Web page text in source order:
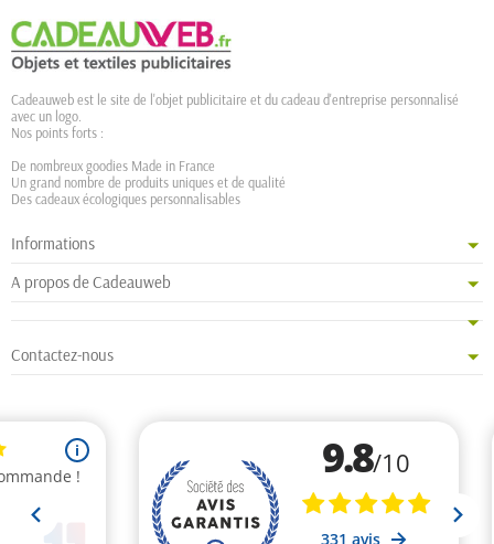
Cadeauweb est le site de l'objet publicitaire et du cadeau d'entreprise personnalisé
avec un logo.
Nos points forts :
De nombreux goodies Made in France
Un grand nombre de produits uniques et de qualité
Des cadeaux écologiques personnalisables
Informations
A propos de Cadeauweb
Contactez-nous